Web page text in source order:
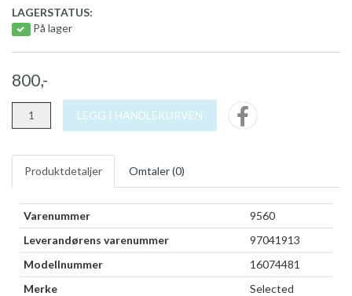
LAGERSTATUS:
På lager
800,-
LEGG I HANDLEKURVEN
Produktdetaljer Omtaler (0)
Varenummer
9560
Leverandørens varenummer
97041913
Modellnummer
16074481
Merke
Selected